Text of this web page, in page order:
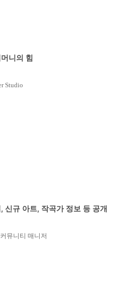
니의 힘
Studio
신규 아트, 작곡가 정보 등 공개
뮤니티 매니저